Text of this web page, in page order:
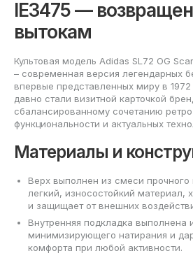
IE3475 —
вытокам
Культовая модель Adidas SL72 OG
– современная версия легендарных
впервые представленных миру в 1972
давно стали визитной карточкой
сбалансированному сочетанию
функциональности и актуальных
Материалы и
Верх выполнен из смеси
легкий, износостойкий
и защищает от внешних
Внутренняя подкладка выполнена
минимизирующего натирания и
комфорта при любой активности.